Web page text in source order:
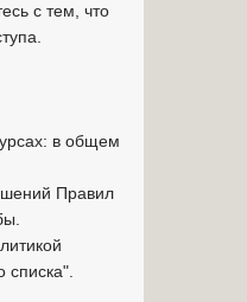
с тем, что
в общем
Правил